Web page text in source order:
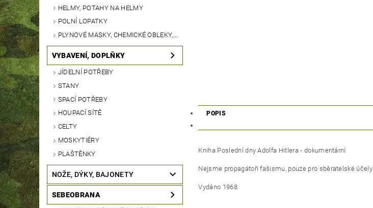
HELMY, POTAHY NA HELMY
POLNÍ LOPATKY
PLYNOVÉ MASKY, CHEMICKÉ OBLEKY,...
VYBAVENÍ, DOPLŇKY
JÍDELNÍ POTŘEBY
STANY
SPACÍ POTŘEBY
HOUPACÍ SÍTĚ
CELTY
MOSKYTIÉRY
PLAŠTĚNKY
NOŽE, DÝKY, BAJONETY
SEBEOBRANA
POPIS
Kniha Poslední dny Adolfa Hitlera - dokumentární
Nejsme propagátoři fašismu, pouze pro sběratelské účely
Vydáno 1968